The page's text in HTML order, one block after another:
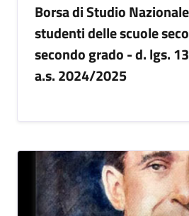
Borsa di Studio
studenti delle scuole
secondo grado - d. lgs.
a.s. 2024/2025